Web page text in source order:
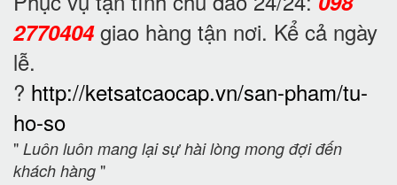
2770404giao hàng tận nơi. Kể cả ngày
lễ.
? http://ketsatcaocap.vn/san-pham/tu-
ho-so
" Luôn luôn mang lại sự hài lòng mong đợi đến
khách hàng "